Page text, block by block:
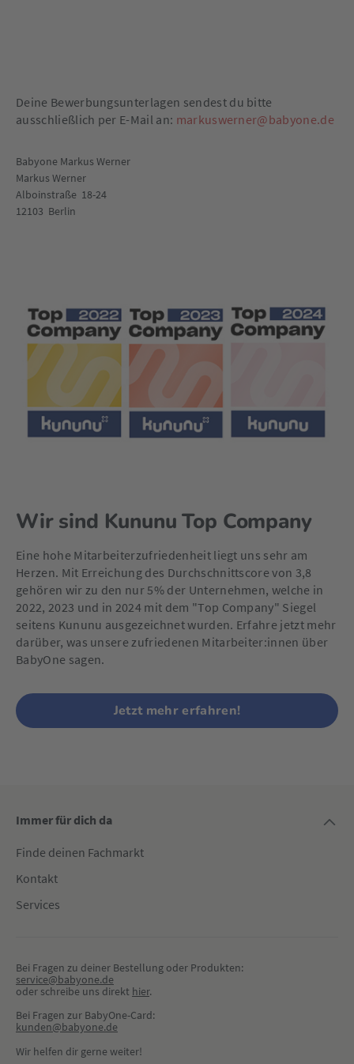
Deine Bewerbungsunterlagen sendest du bitte
ausschließlich per E-Mail an: markuswerner@babyone.de
Babyone Markus Werner
Markus Werner
Alboinstraße 18-24
12103 Berlin
Wir sind Kununu Top Company
Eine hohe Mitarbeiterzufriedenheit liegt uns sehr am
Herzen. Mit Erreichung des Durchschnittscore von 3,8
gehören wir zu den nur 5% der Unternehmen, welche in
2022, 2023 und in 2024 mit dem "Top Company" Siegel
seitens Kununu ausgezeichnet wurden. Erfahre jetzt mehr
darüber, was unsere zufriedenen Mitarbeiter:innen über
BabyOne sagen.
Jetzt mehr erfahren!
Immer für dich da
Finde deinen Fachmarkt
Kontakt
Services
Bei Fragen zu deiner Bestellung oder Produkten:
service@babyone.de
oder schreibe uns direkt hier.
Bei Fragen zur BabyOne-Card:
kunden@babyone.de
Wir helfen dir gerne weiter!